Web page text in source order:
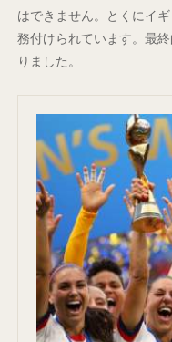
はできません。とくにイ
務付けられています。最
りました。